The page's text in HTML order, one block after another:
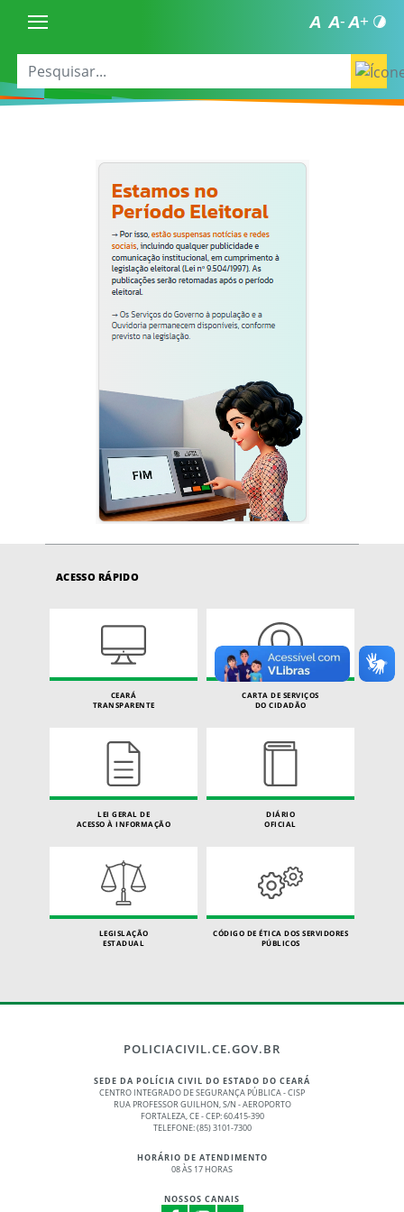
ACESSO RÁPIDO
CEARÁ
TRANSPARENTE
CARTA DE SERVIÇOS
DO CIDADÃO
LEI GERAL DE
ACESSO À INFORMAÇÃO
DIÁRIO
OFICIAL
LEGISLAÇÃO
ESTADUAL
CÓDIGO DE ÉTICA DOS SERVIDORES
PÚBLICOS
POLICIACIVIL.CE.GOV.BR
SEDE DA POLÍCIA CIVIL DO ESTADO DO CEARÁ
CENTRO INTEGRADO DE SEGURANÇA PÚBLICA - CISP
RUA PROFESSOR GUILHON, S/N - AEROPORTO
FORTALEZA, CE - CEP: 60.415-390
TELEFONE: (85) 3101-7300
HORÁRIO DE ATENDIMENTO
08 ÀS 17 HORAS
NOSSOS CANAIS